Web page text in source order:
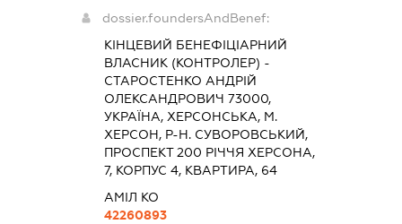
dossier.foundersAndBenef:
КІНЦЕВИЙ БЕНЕФІЦІАРНИЙ
ВЛАСНИК (КОНТРОЛЕР) -
СТАРОСТЕНКО АНДРІЙ
ОЛЕКСАНДРОВИЧ 73000,
УКРАЇНА, ХЕРСОНСЬКА, М.
ХЕРСОН, Р-Н. СУВОРОВСЬКИЙ,
ПРОСПЕКТ 200 РІЧЧЯ ХЕРСОНА,
7, КОРПУС 4, КВАРТИРА, 64
АМІЛ КО
42260893